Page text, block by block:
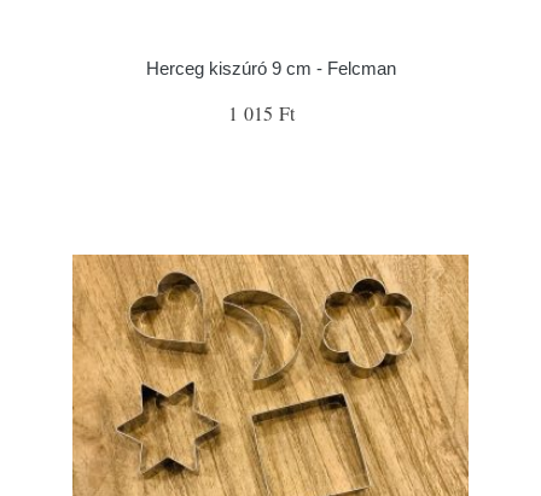
Herceg kiszúró 9 cm - Felcman
1 015 Ft